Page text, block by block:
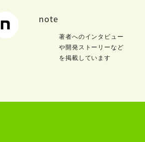
note
著者へのインタビュー
や開発ストーリーなど
を掲載しています